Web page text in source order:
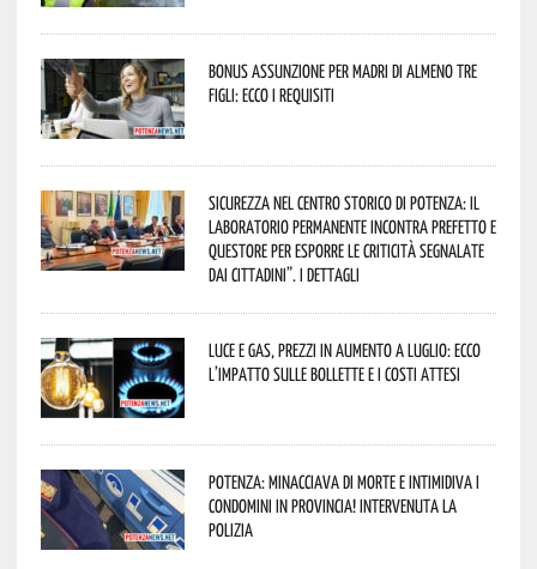
Bonus assunzione per madri di almeno tre
figli: ecco i requisiti
Sicurezza nel Centro Storico di Potenza: il
Laboratorio Permanente incontra Prefetto e
Questore per esporre le criticità segnalate
dai cittadini”. I dettagli
Luce e gas, prezzi in aumento a luglio: ecco
l’impatto sulle bollette e i costi attesi
Potenza: minacciava di morte e intimidiva i
condomini in provincia! Intervenuta la
Polizia